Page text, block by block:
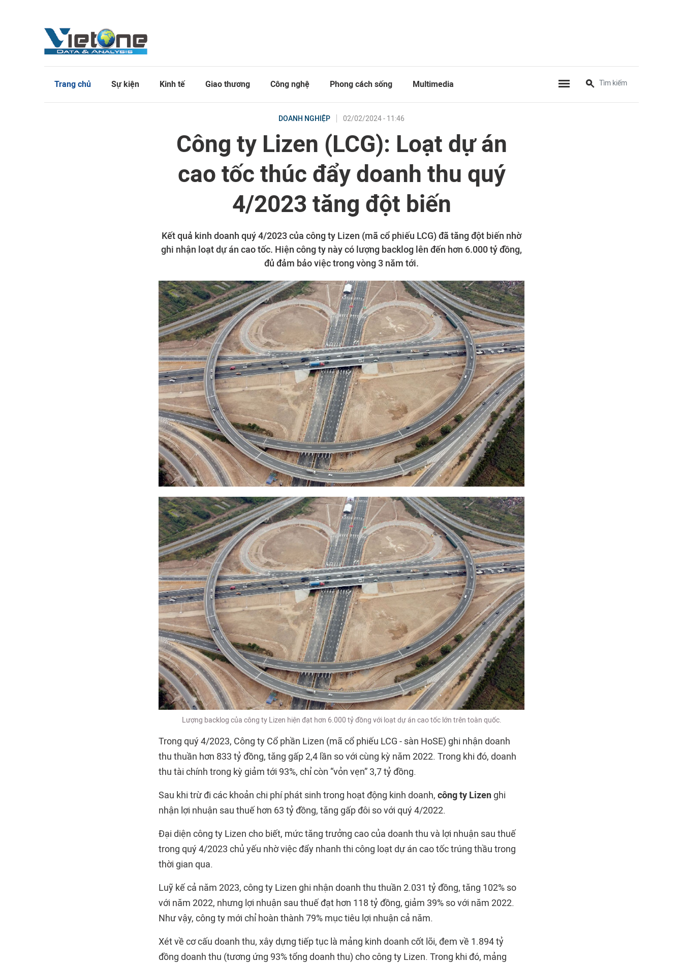
Trang chủ Sự kiện Kinh tế Giao thương Công nghệ Phong cách sống Multimedia
DOANH NGHIỆP 02/02/2024 - 11:46
Công ty Lizen (LCG): Loạt dự án
cao tốc thúc đẩy doanh thu quý
4/2023 tăng đột biến
Kết quả kinh doanh quý 4/2023 của công ty Lizen (mã cổ phiếu LCG) đã tăng đột biến nhờ
ghi nhận loạt dự án cao tốc. Hiện công ty này có lượng backlog lên đến hơn 6.000 tỷ đồng,
đủ đảm bảo việc trong vòng 3 năm tới.
Lượng backlog của công ty Lizen hiện đạt hơn 6.000 tỷ đồng với loạt dự án cao tốc lớn trên toàn quốc.
Trong quý 4/2023, Công ty Cổ phần Lizen (mã cổ phiếu LCG - sàn HoSE) ghi nhận doanh
thu thuần hơn 833 tỷ đồng, tăng gấp 2,4 lần so với cùng kỳ năm 2022. Trong khi đó, doanh
thu tài chính trong kỳ giảm tới 93%, chỉ còn “vỏn vẹn” 3,7 tỷ đồng.
Sau khi trừ đi các khoản chi phí phát sinh trong hoạt động kinh doanh, công ty Lizenghi
nhận lợi nhuận sau thuế hơn 63 tỷ đồng, tăng gấp đôi so với quý 4/2022.
Đại diện công ty Lizen cho biết, mức tăng trưởng cao của doanh thu và lợi nhuận sau thuế
trong quý 4/2023 chủ yếu nhờ việc đẩy nhanh thi công loạt dự án cao tốc trúng thầu trong
thời gian qua.
Luỹ kế cả năm 2023, công ty Lizen ghi nhận doanh thu thuần 2.031 tỷ đồng, tăng 102% so
với năm 2022, nhưng lợi nhuận sau thuế đạt hơn 118 tỷ đồng, giảm 39% so với năm 2022.
Như vậy, công ty mới chỉ hoàn thành 79% mục tiêu lợi nhuận cả năm.
Xét về cơ cấu doanh thu, xây dựng tiếp tục là mảng kinh doanh cốt lõi, đem về 1.894 tỷ
đồng doanh thu (tương ứng 93% tổng doanh thu) cho công ty Lizen. Trong khi đó, mảng